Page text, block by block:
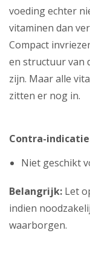
voeding echter
vitaminen dan
Compact
en structuur van
zijn. Maar alle
zitten er nog in.
Contra-
Niet geschikt
Belangrijk: Let
indien
waarborgen.